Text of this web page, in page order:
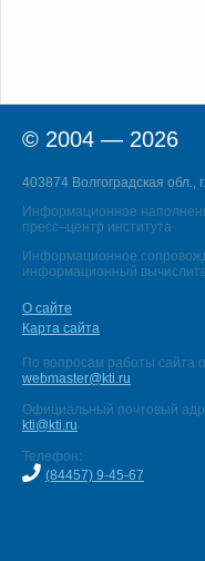
© 2004 — 2026
403874 Волгоградская
Информационное
пресс–центр института
Информационное
информационный
О сайте
Карта сайта
По вопросам работы сайта
webmaster@kti.ru
Официальный почтовый
kti@kti.ru
Телефон:
(84457) 9-45-67